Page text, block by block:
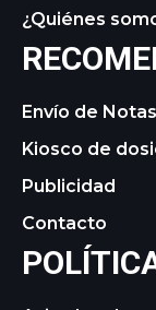
¿Quiénes
Envío de
Kiosco de
Publicidad
Contacto